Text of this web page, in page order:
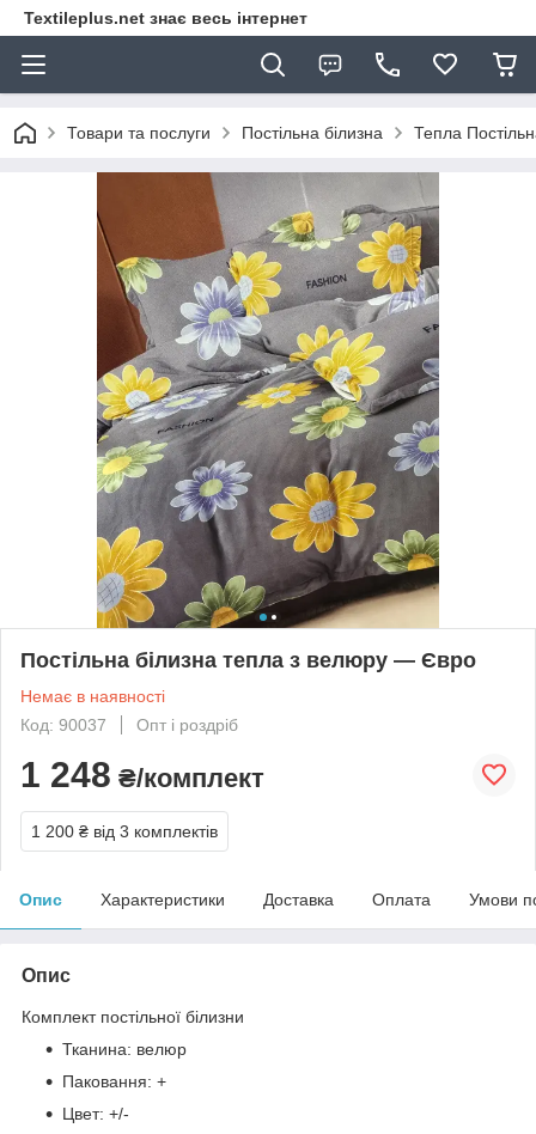
Textileplus.net знає весь інтернет
Товари та послуги Постільна білизна Тепла
Постільна білизна тепла з велюру — Євро
Немає в наявності
Код: 90037
Опт і роздріб
1 248 ₴/комплект
1 200 ₴ від 3 комплектів
Опис Характеристики Доставка Оплата Умови
Опис
Комплект постільної білизни
Тканина: велюр
Паковання: +
Цвет: +/-